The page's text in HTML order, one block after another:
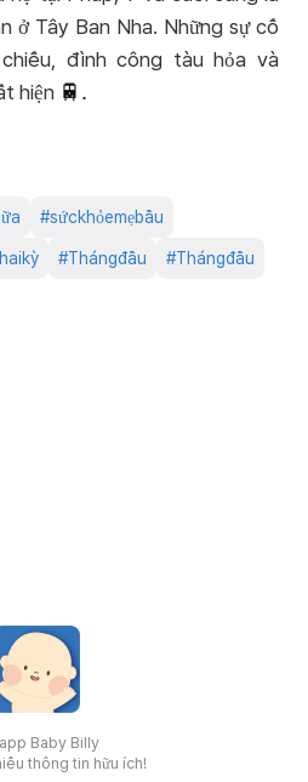
ở Tây Ban Nha. Những sự cố
đình công tàu hỏa và
hiện 🚆.
#sứckhỏemẹbầu
#Thángđầu #Thángđầu
Baby Billy
thông tin hữu ích!